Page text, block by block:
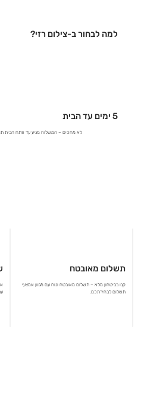
למה לבחור ב-צילום רזי?
5 ימים עד הבית
לא מחכים – המשלוח מגיע עד פתח הבית תוך 5 ימים
תשלום מאובטח
קנו בביטחון מלא – תשלום מאובטח ונוח עם מגוון אמצעי
תשלום לבחירתכם.